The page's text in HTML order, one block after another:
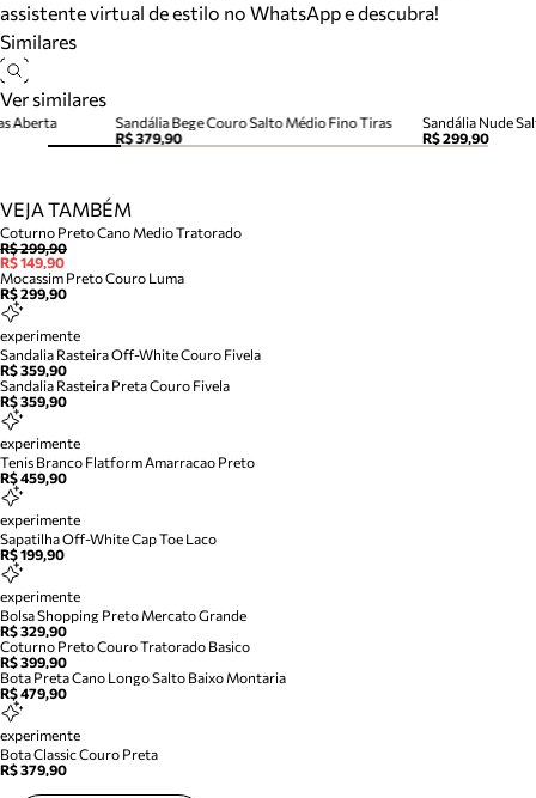
assistente virtual de estilo no WhatsApp e descubra!
Similares
Ver similares
Sandália Bege Couro Salto Médio Fino Tiras
R$ 379,90
Sandália Nude
R$ 299,90
Aberta
VEJA TAMBÉM
Coturno Preto Cano Medio Tratorado
R$ 299,90
R$ 149,90
Mocassim Preto Couro Luma
R$ 299,90
experimente
Sandalia Rasteira Off-White Couro Fivela
R$ 359,90
Sandalia Rasteira Preta Couro Fivela
R$ 359,90
experimente
Tenis Branco Flatform Amarracao Preto
R$ 459,90
experimente
Sapatilha Off-White Cap Toe Laco
R$ 199,90
experimente
Bolsa Shopping Preto Mercato Grande
R$ 329,90
Coturno Preto Couro Tratorado Basico
R$ 399,90
Bota Preta Cano Longo Salto Baixo Montaria
R$ 479,90
experimente
Bota Classic Couro Preta
R$ 379,90